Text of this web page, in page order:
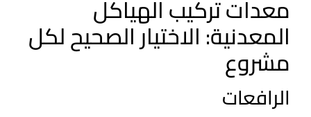
معدات تركيب الهياكل
المعدنية: الاختيار الصحيح لكل
مشروع
الرافعات